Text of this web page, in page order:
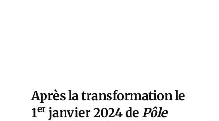
Après la transformation le
1erjanvier 2024 de Pôle